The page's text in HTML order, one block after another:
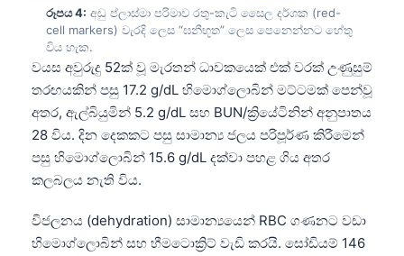
රූපය 4: අඩු ප්ලාස්මා පරිමාව රතු-කැටි සෛල දර්ශක (red-
cell markers) වැරදි ලෙස “ඝනීභූත” ලෙස පෙනෙන්නට හේතු
විය හැක.
වයස අවුරුදු 52ක් වූ මැරතන් ධාවකයෙක් එක් වරක් උණුසුම්
තරඟයකින් පසු 17.2 g/dL හිමොග්ලොබින් මට්ටමක් පෙන්වූ
අතර, ඇල්බියුමින් 5.2 g/dL සහ BUN/ක්‍රියේටිනින් අනුපාතය
28 විය. දින දෙකකට පසු සාමාන්‍ය ජලය පරිපූර්ණ කිරීමෙන්
පසු හිමොග්ලොබින් 15.6 g/dL දක්වා පහළ ගිය අතර
කලබලය නැති විය.
විජලනය (dehydration) සාමාන්‍යයෙන් RBC ගණනට වඩා
හිමොග්ලොබින් සහ හීමටොක්‍රිට් වැඩි කරයි. සෝඩියම් 146